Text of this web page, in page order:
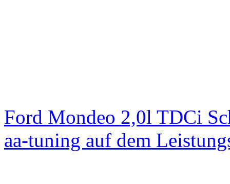
Ford Mondeo 2,0l TDCi
aa-tuning auf dem